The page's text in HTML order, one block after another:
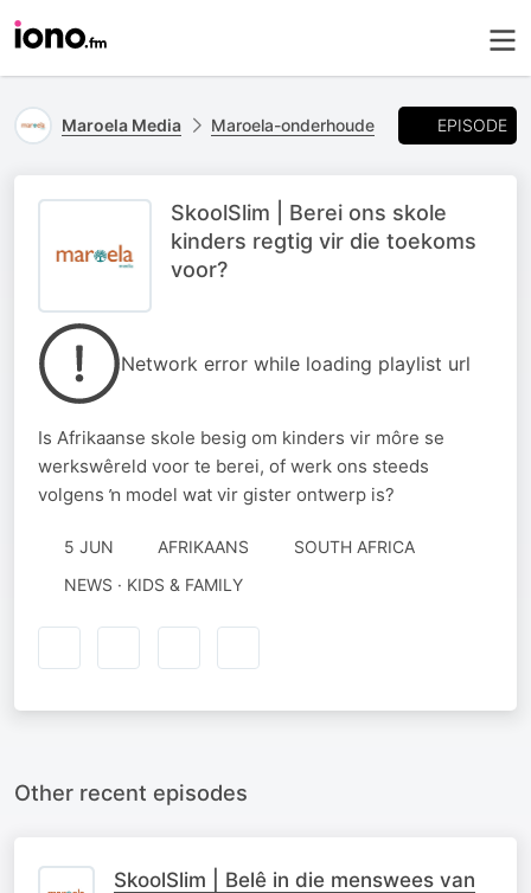
Maroela Media Maroela-onderhoude EPISODE
SkoolSlim | Berei ons skole
kinders regtig vir die toekoms
voor?
Network error while loading playlist url
Is Afrikaanse skole besig om kinders vir môre se
werkswêreld voor te berei, of werk ons steeds
volgens ŉ model wat vir gister ontwerp is?
5 JUN AFRIKAANS
SOUTH AFRICA
NEWS · KIDS & FAMILY
Other recent episodes
SkoolSlim | Belê in die menswees van